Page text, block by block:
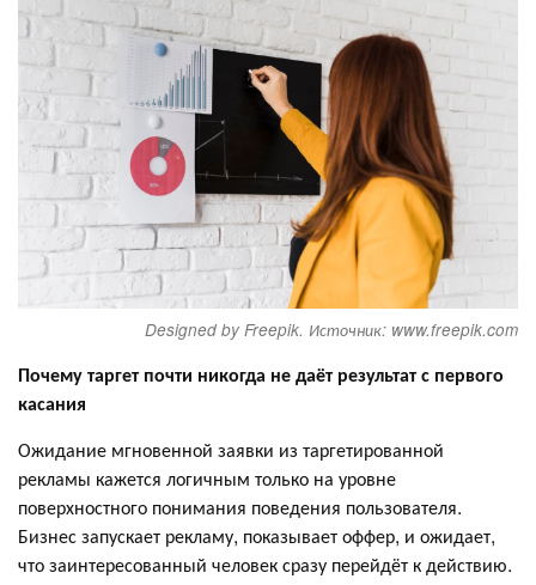
Designed by Freepik. Источник: www.freepik.com
Почему таргет почти никогда не даёт результат с первого
касания
Ожидание мгновенной заявки из таргетированной
рекламы кажется логичным только на уровне
поверхностного понимания поведения пользователя.
Бизнес запускает рекламу, показывает оффер, и ожидает,
что заинтересованный человек сразу перейдёт к действию.